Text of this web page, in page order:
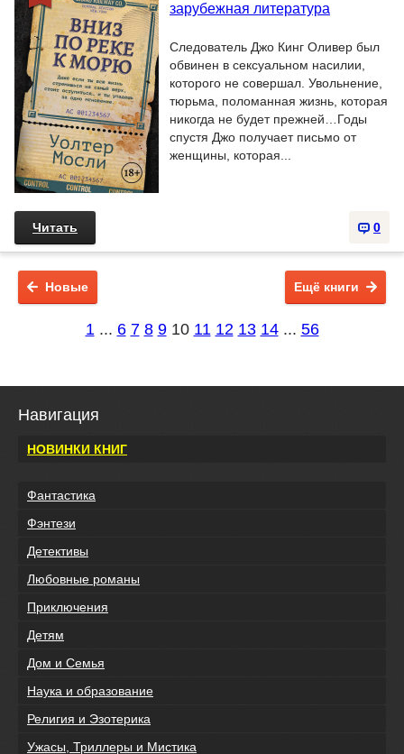
зарубежная литература
Следователь Джо Кинг Оливер был
обвинен в сексуальном насилии,
которого не совершал. Увольнение,
тюрьма, поломанная жизнь, которая
никогда не будет прежней…Годы
спустя Джо получает письмо от
женщины, которая...
0
Читать
Новые Ещё книги
1 ... 6 7 8 9 10 11 12 13 14 ... 56
Навигация
НОВИНКИ КНИГ
Фантастика
Фэнтези
Детективы
Любовные романы
Приключения
Детям
Дом и Семья
Наука и образование
Религия и Эзотерика
Ужасы, Триллеры и Мистика